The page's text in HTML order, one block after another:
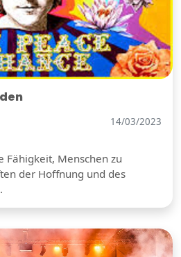
14/03/2023
Fähigkeit, Menschen zu
der Hoffnung und des